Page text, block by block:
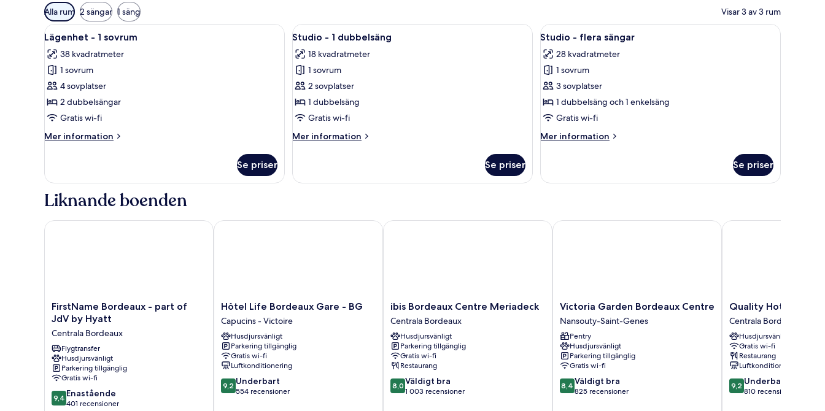
Tillgängliga
filter
för
rum
Alla rum 2 sängar 1 säng Visar 3 av 3 rum
Öppna
alla
foton
för
Lägenhet
-
1
En snyggt bäddad säng med två kuddar, två sänglampor och ett litet bord med en bok och ett glas.
10
Lägenhet - 1 sovrum
38 kvadratmeter
1 sovrum
4 sovplatser
2 dubbelsängar
Gratis wi-fi
Mer information
Mer
-
sovrum
Se priser
Öppna
alla
foton
för
Studio
-
1
En snyggt bäddad säng med två kuddar, två sänglampor och ett litet bord med en bok och ett glas.
5
Studio - 1 dubbelsäng
18 kvadratmeter
1 sovrum
2 sovplatser
1 dubbelsäng
Gratis wi-fi
Mer information
Mer
-
Se priser
Öppna
alla
foton
för
Studio
-
flera
En snyggt bäddad säng med två kuddar,
6
Studio - flera sängar
28 kvadratmeter
1 sovrum
3 sovplatser
1 dubbelsäng och 1 enkelsäng
Gratis wi-fi
Mer information
Mer
-
Se priser
Liknande boenden
FirstName
Bordeaux
part
of
JdV
by
Hyatt
Centrala
Bordeaux
FirstName Bordeaux - part of
JdV by Hyatt
Centrala Bordeaux
Flygtransfer
Husdjursvänligt
Parkering tillgänglig
Gratis wi-fi
9.4
av
9,4 Enastående
401 recensioner
FirstName Bordeaux - part of JdV by Hyatt
Hôtel
Life
Bordeaux
Gare
-
BG
Capucins
-
Victoire
Hôtel Life Bordeaux Gare - BG
Capucins - Victoire
Husdjursvänligt
Parkering tillgänglig
Gratis wi-fi
Luftkonditionering
9.2
av
9,2 Underbart
554 recensioner
Hôtel Life Bordeaux Gare - BG
ibis
Bordeaux
Centre
Meriadeck
Centrala
Bordeaux
ibis Bordeaux Centre Meriadeck
Centrala Bordeaux
Husdjursvänligt
Parkering tillgänglig
Gratis wi-fi
Restaurang
8.0
av
8,0 Väldigt bra
1 003 recensioner
ibis Bordeaux Centre Meriadeck
Victoria
Garden
Bordeaux
Centre
Nansouty-
Saint-
Genes
Victoria Garden Bordeaux Centre
Nansouty-Saint-Genes
Pentry
Husdjursvänligt
Parkering tillgänglig
Gratis wi-fi
8.4
av
8,4 Väldigt bra
825 recensioner
Victoria Garden Bordeaux Centre
Quality
Hotel
Bordeaux
Centre
Centrala
Bordeaux
Quality Hotel
Centrala Bordeaux
Husdjursvänligt
Gratis wi-fi
Restaurang
Luftkonditionering
9.2
av
9,2 Underbart
810 recensioner
Quality Hotel